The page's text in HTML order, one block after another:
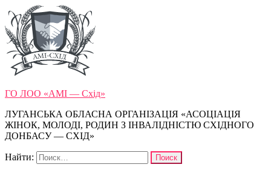
ГО ЛОО «АМІ — Схід»
ЛУГАНСЬКА ОБЛАСНА ОРГАНІЗАЦІЯ «АСОЦІАЦІЯ
ЖІНОК, МОЛОДІ, РОДИН З ІНВАЛІДНІСТЮ СХІДНОГО
ДОНБАСУ — СХІД»
Найти: